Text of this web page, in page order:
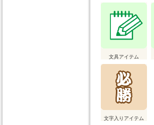
文具アイテム
文字入りアイテム